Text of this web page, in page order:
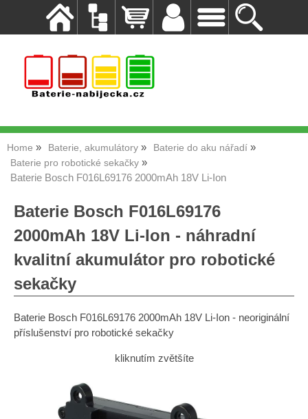
Home Baterie, akumulátory
Baterie do aku nářadí
Baterie pro robotické sekačky
Baterie Bosch F016L69176 2000mAh 18V Li-Ion
Baterie Bosch F016L69176
2000mAh 18V Li-Ion - náhradní
kvalitní akumulátor pro robotické
sekačky
Baterie Bosch F016L69176 2000mAh 18V Li-Ion - neoriginální
příslušenství pro robotické sekačky
kliknutím zvětšíte